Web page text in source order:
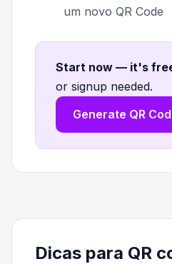
um novo QR Code
Start now — it's
or signup needed.
Generate QR
Dicas para QR